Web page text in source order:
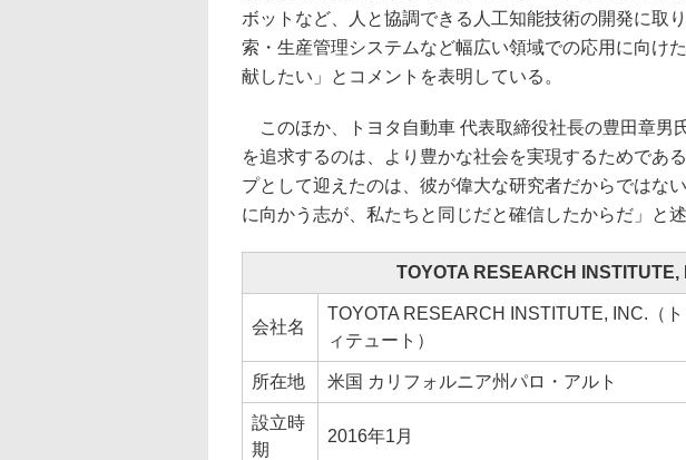
ボットなど、人と協調できる人工知能技術の開発に取
索・生産管理システムなど幅広い領域での応用に向け
献したい」とコメントを表明している。
このほか、トヨタ自動車 代表取締役社長の豊田章男
を追求するのは、より豊かな社会を実現するためであ
プとして迎えたのは、彼が偉大な研究者だからではな
に向かう志が、私たちと同じだと確信したからだ」と述
TOYOTA RESEARCH INSTITUTE,
会社名
TOYOTA RESEARCH INSTITUTE, INC.（
ィテュート）
所在地 米国 カリフォルニア州パロ・アルト
設立時
期
2016年1月